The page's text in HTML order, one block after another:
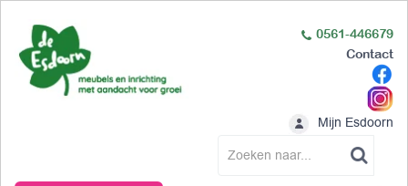
0561-446679
Contact
Mijn Esdoorn